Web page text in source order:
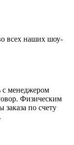
всех наших шоу-
с менеджером
Физическим
заказа по счету